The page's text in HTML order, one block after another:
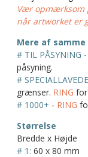
Vær opmærksom
når artworket er
Mere af
# TIL PÅSYNING
påsyning.
#
grænser. RING
# 1000+ - RING
Størrelse
Bredde x Højde
# 1: 60 x 80 mm